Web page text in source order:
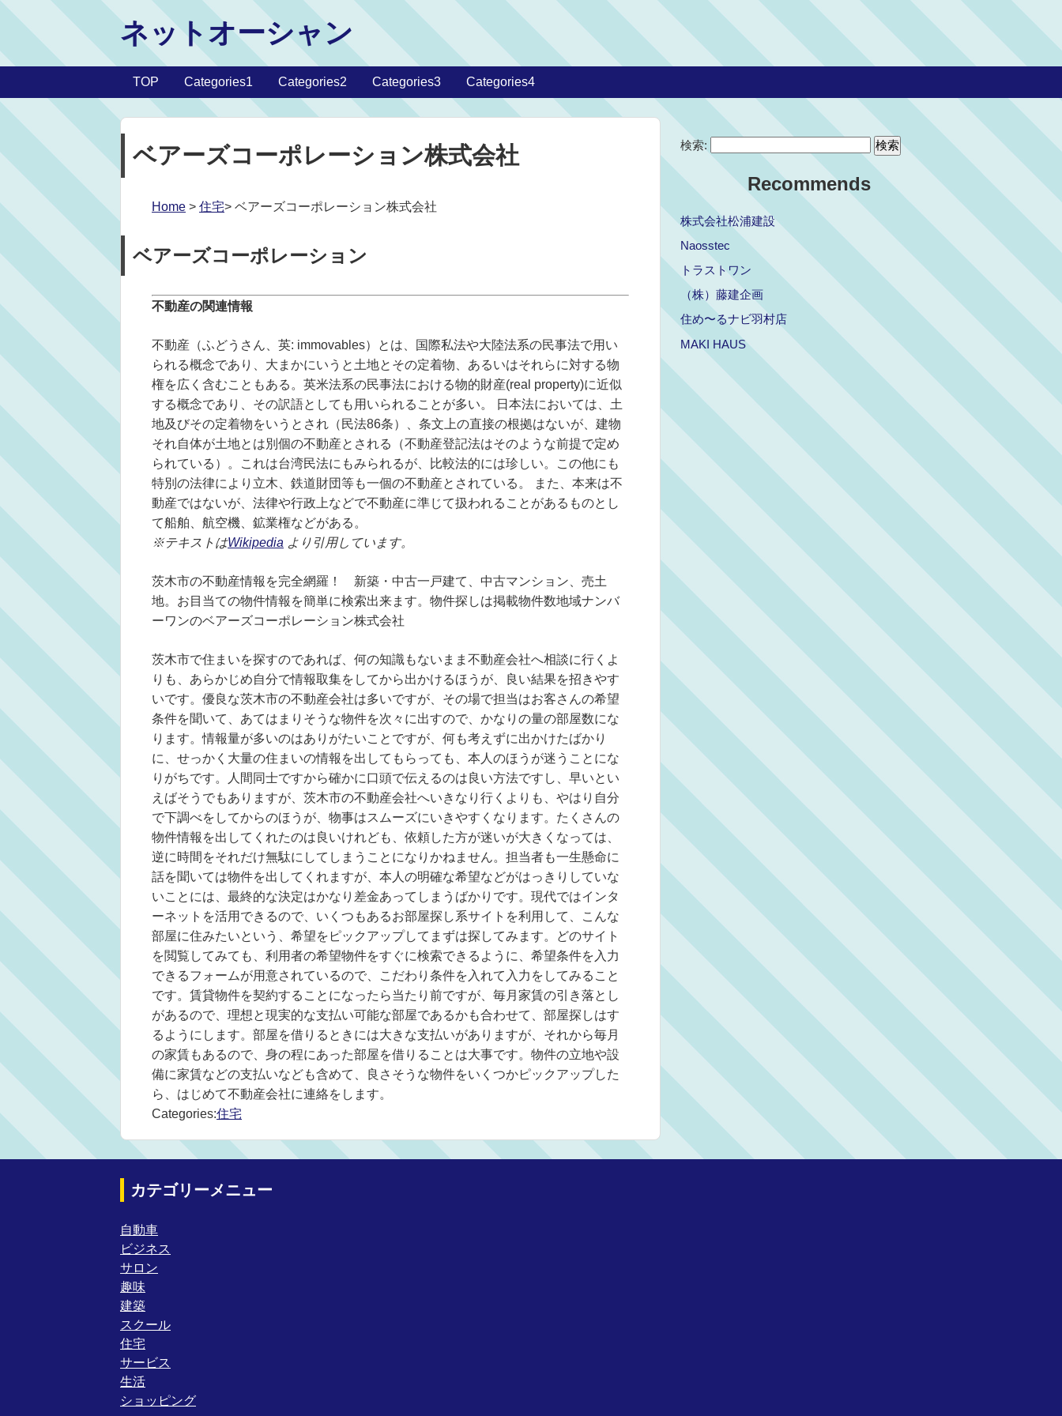
ネットオーシャン
TOP Categories1 Categories2 Categories3 Categories4
ベアーズコーポレーション株式会社
Home > 住宅> ベアーズコーポレーション株式会社
ベアーズコーポレーション
不動産の関連情報
不動産（ふどうさん、英: immovables）とは、国際私法や大陸法系の民事法で用い
られる概念であり、大まかにいうと土地とその定着物、あるいはそれらに対する物
権を広く含むこともある。英米法系の民事法における物的財産(real property)に近似
する概念であり、その訳語としても用いられることが多い。 日本法においては、土
地及びその定着物をいうとされ（民法86条）、条文上の直接の根拠はないが、建物
それ自体が土地とは別個の不動産とされる（不動産登記法はそのような前提で定め
られている）。これは台湾民法にもみられるが、比較法的には珍しい。この他にも
特別の法律により立木、鉄道財団等も一個の不動産とされている。 また、本来は不
動産ではないが、法律や行政上などで不動産に準じて扱われることがあるものとし
て船舶、航空機、鉱業権などがある。
※テキストはWikipedia より引用しています。
茨木市の不動産情報を完全網羅！ 新築・中古一戸建て、中古マンション、売土
地。お目当ての物件情報を簡単に検索出来ます。物件探しは掲載物件数地域ナンバ
ーワンのベアーズコーポレーション株式会社
茨木市で住まいを探すのであれば、何の知識もないまま不動産会社へ相談に行くよ
りも、あらかじめ自分で情報取集をしてから出かけるほうが、良い結果を招きやす
いです。優良な茨木市の不動産会社は多いですが、その場で担当はお客さんの希望
条件を聞いて、あてはまりそうな物件を次々に出すので、かなりの量の部屋数にな
ります。情報量が多いのはありがたいことですが、何も考えずに出かけたばかり
に、せっかく大量の住まいの情報を出してもらっても、本人のほうが迷うことにな
りがちです。人間同士ですから確かに口頭で伝えるのは良い方法ですし、早いとい
えばそうでもありますが、茨木市の不動産会社へいきなり行くよりも、やはり自分
で下調べをしてからのほうが、物事はスムーズにいきやすくなります。たくさんの
物件情報を出してくれたのは良いけれども、依頼した方が迷いが大きくなっては、
逆に時間をそれだけ無駄にしてしまうことになりかねません。担当者も一生懸命に
話を聞いては物件を出してくれますが、本人の明確な希望などがはっきりしていな
いことには、最終的な決定はかなり差金あってしまうばかりです。現代ではインタ
ーネットを活用できるので、いくつもあるお部屋探し系サイトを利用して、こんな
部屋に住みたいという、希望をピックアップしてまずは探してみます。どのサイト
を閲覧してみても、利用者の希望物件をすぐに検索できるように、希望条件を入力
できるフォームが用意されているので、こだわり条件を入れて入力をしてみること
です。賃貸物件を契約することになったら当たり前ですが、毎月家賃の引き落とし
があるので、理想と現実的な支払い可能な部屋であるかも合わせて、部屋探しはす
るようにします。部屋を借りるときには大きな支払いがありますが、それから毎月
の家賃もあるので、身の程にあった部屋を借りることは大事です。物件の立地や設
備に家賃などの支払いなども含めて、良さそうな物件をいくつかピックアップした
ら、はじめて不動産会社に連絡をします。
Categories:住宅
検索:
Recommends
株式会社松浦建設
Naosstec
トラストワン
（株）藤建企画
住め〜るナビ羽村店
MAKI HAUS
カテゴリーメニュー
自動車
ビジネス
サロン
趣味
建築
スクール
住宅
サービス
生活
ショッピング